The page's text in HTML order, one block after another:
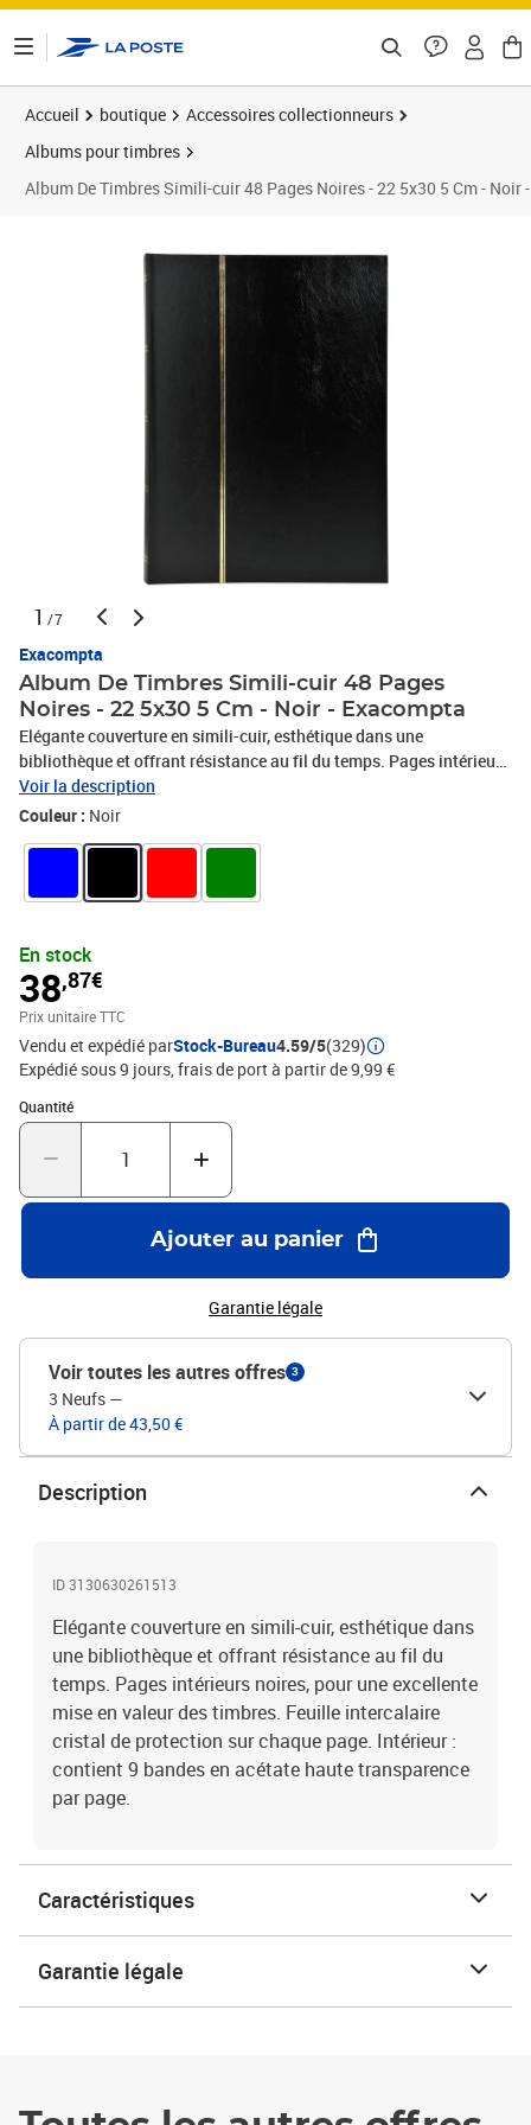
Accueil boutique
Accessoires collectionneurs
Albums pour timbres
Album De Timbres Simili-cuir 48 Pages Noires - 22 5x30 5 Cm - Noir
1 /7
Exacompta
Album De Timbres Simili-cuir 48 Pages
Noires - 22 5x30 5 Cm - Noir - Exacompta
Elégante couverture en simili-cuir, esthétique dans une
bibliothèque et offrant résistance au fil du temps. Pages intérieurs
noires, pour une excellente mise en valeur des timbres. Feuille
intercalaire cristal de protection sur chaque page. Intérieur :
Voir la description
Couleur : Noir
En stock
38,87€
Prix unitaire TTC
Vendu et expédié parStock-Bureau4.59/5(329)
Expédié sous 9 jours, frais de port à partir de 9,99 €
Quantité
Quantité : 1
Ajouter au panier
Garantie légale
Voir toutes les autres offres 3
3 Neufs —
À partir de 43,50 €
Description
ID 3130630261513
Elégante couverture en simili-cuir, esthétique dans
une bibliothèque et offrant résistance au fil du
temps. Pages intérieurs noires, pour une excellente
mise en valeur des timbres. Feuille intercalaire
cristal de protection sur chaque page. Intérieur :
contient 9 bandes en acétate haute transparence
par page.
Caractéristiques
Garantie légale